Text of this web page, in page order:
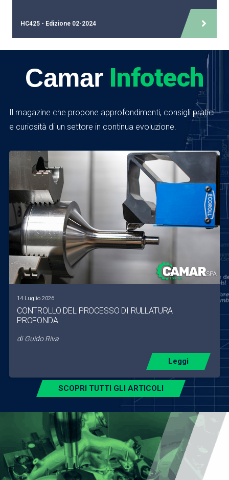
HC425 - Edizione 02-2024
Camar Infotech
Il magazine che propone approfondimenti, consigli pratici
e curiosità di un settore in continua evoluzione.
14 Luglio 2026
CONTROLLO DEL PROCESSO DI RULLATURA
PROFONDA
di Guido Riva
Leggi
SCOPRI TUTTI GLI ARTICOLI